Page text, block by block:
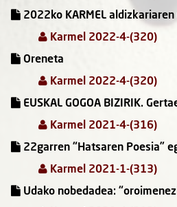
2022ko KARMEL
Karmel 2022-4-(320)
Oreneta
Karmel 2022-4-(320)
EUSKAL GOGOA BIZIRIK.
Karmel 2021-4-(316)
22garren “Hatsaren Poesia”
Karmel 2021-1-(313)
Udako nobedadea: